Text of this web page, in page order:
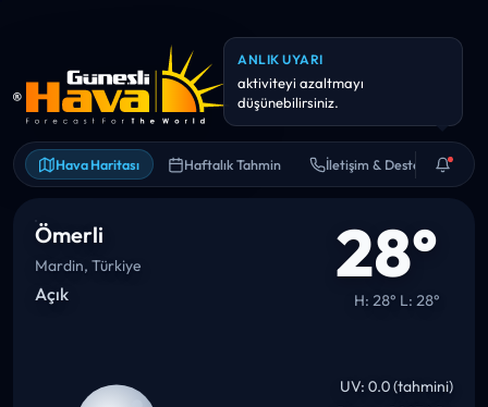
Hava Haritası Haftalık Tahmin İletişim & Destek
ANLIK UYARI
Yarın sıcaklık 35°C civarına
çıkabilir. Bol su ve gölge iyi fikir.
Ömerli
Mardin, Türkiye
Açık 28°
H: 28° L: 28°
UV: 0.0 (tahmini)